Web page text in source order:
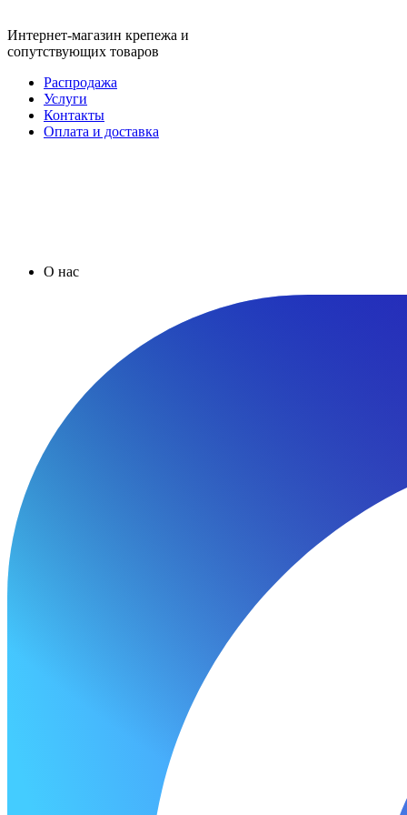
Интернет-магазин крепежа и
сопутствующих товаров
Распродажа
Услуги
Контакты
Оплата и доставка
О нас